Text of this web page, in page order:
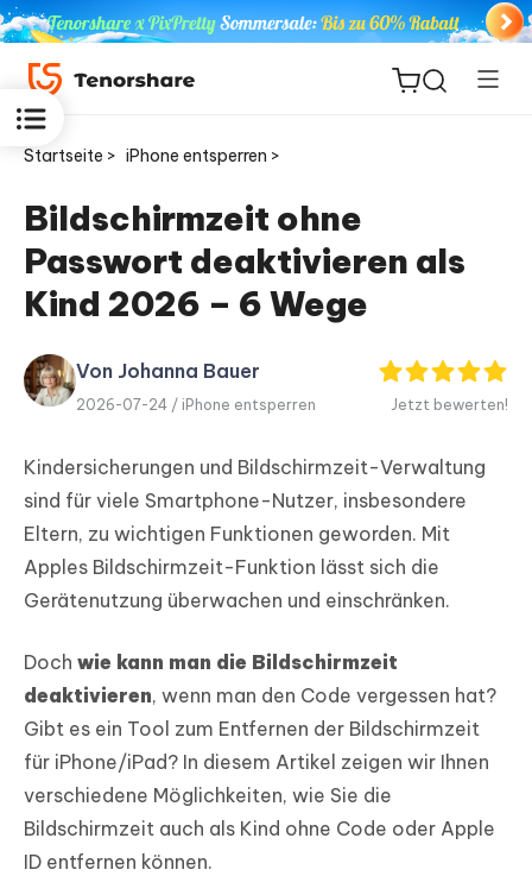
ReiBoot
for iOS
PDNob
PDF
Editor
Neu
iAnyGo
Startseite > iPhone entsperren >
Bildschirmzeit ohne
Passwort deaktivieren als
Kind 2026 – 6 Wege
Von Johanna Bauer
2026-07-24 / iPhone entsperren Jetzt bewerten!
Kindersicherungen und Bildschirmzeit-Verwaltung
sind für viele Smartphone-Nutzer, insbesondere
Eltern, zu wichtigen Funktionen geworden. Mit
Apples Bildschirmzeit-Funktion lässt sich die
Gerätenutzung überwachen und einschränken.
Doch wie kann man die Bildschirmzeit
deaktivieren, wenn man den Code vergessen hat?
Gibt es ein Tool zum Entfernen der Bildschirmzeit
für iPhone/iPad? In diesem Artikel zeigen wir Ihnen
verschiedene Möglichkeiten, wie Sie die
Bildschirmzeit auch als Kind ohne Code oder Apple
ID entfernen können.